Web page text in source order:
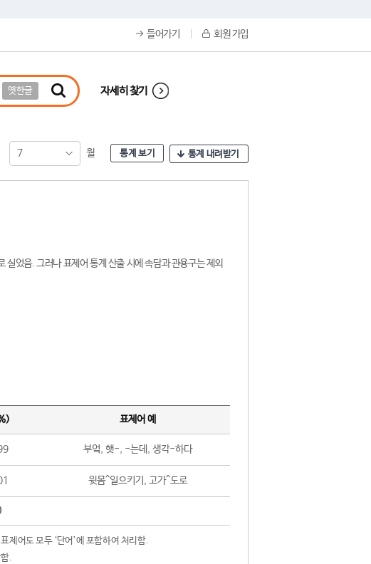
들어가기 회원 가입
옛한글 자세히 찾기
7 월 통계 보기 통계 내려받기
었음. 그러나 표제어 통계 산출 시에 속담과 관용구는 제외
표제어 예
부엌, 햇-, -는데, 생각-하다
윗몸^일으키기, 고가^도로
제어도 모두 ‘단어’에 포함하여 처리함.
.